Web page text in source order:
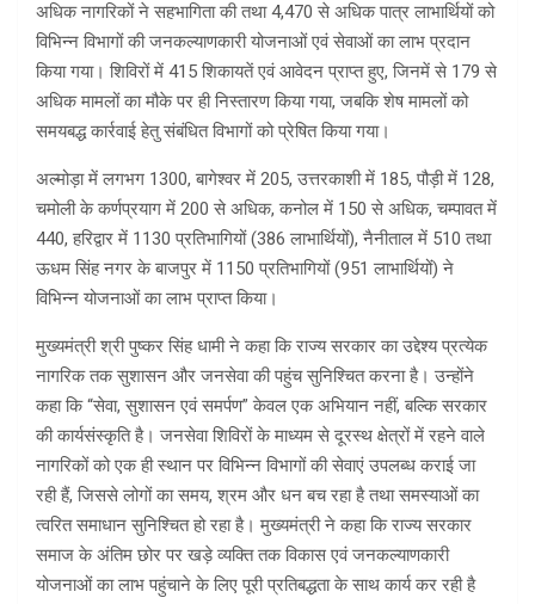
अधिक नागरिकों ने सहभागिता की तथा 4,470 से अधिक पात्र लाभार्थियों को
विभिन्न विभागों की जनकल्याणकारी योजनाओं एवं सेवाओं का लाभ प्रदान
किया गया। शिविरों में 415 शिकायतें एवं आवेदन प्राप्त हुए, जिनमें से 179 से
अधिक मामलों का मौके पर ही निस्तारण किया गया, जबकि शेष मामलों को
समयबद्ध कार्रवाई हेतु संबंधित विभागों को प्रेषित किया गया।
अल्मोड़ा में लगभग 1300, बागेश्वर में 205, उत्तरकाशी में 185, पौड़ी में 128,
चमोली के कर्णप्रयाग में 200 से अधिक, कनोल में 150 से अधिक, चम्पावत में
440, हरिद्वार में 1130 प्रतिभागियों (386 लाभार्थियों), नैनीताल में 510 तथा
ऊधम सिंह नगर के बाजपुर में 1150 प्रतिभागियों (951 लाभार्थियों) ने
विभिन्न योजनाओं का लाभ प्राप्त किया।
मुख्यमंत्री श्री पुष्कर सिंह धामी ने कहा कि राज्य सरकार का उद्देश्य प्रत्येक
नागरिक तक सुशासन और जनसेवा की पहुंच सुनिश्चित करना है। उन्होंने
कहा कि “सेवा, सुशासन एवं समर्पण” केवल एक अभियान नहीं, बल्कि सरकार
की कार्यसंस्कृति है। जनसेवा शिविरों के माध्यम से दूरस्थ क्षेत्रों में रहने वाले
नागरिकों को एक ही स्थान पर विभिन्न विभागों की सेवाएं उपलब्ध कराई जा
रही हैं, जिससे लोगों का समय, श्रम और धन बच रहा है तथा समस्याओं का
त्वरित समाधान सुनिश्चित हो रहा है। मुख्यमंत्री ने कहा कि राज्य सरकार
समाज के अंतिम छोर पर खड़े व्यक्ति तक विकास एवं जनकल्याणकारी
योजनाओं का लाभ पहुंचाने के लिए पूरी प्रतिबद्धता के साथ कार्य कर रही है